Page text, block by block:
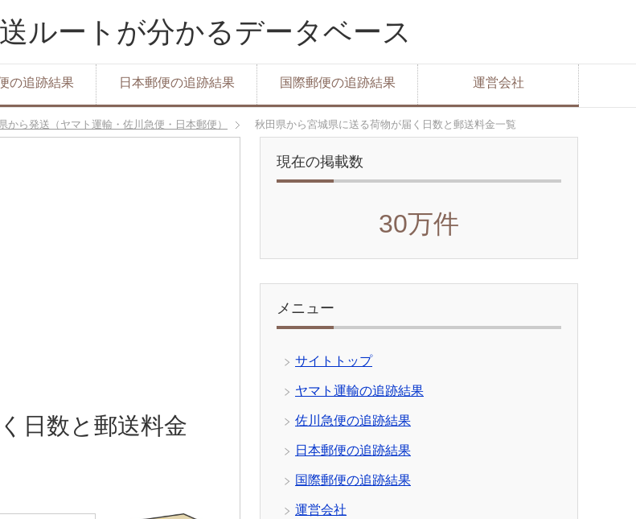
ルートが分かるデータベース
の追跡結果 日本郵便の追跡結果 国際郵便の追跡結果 運営会社
から発送（ヤマト運輸・佐川急便・日本郵便） 秋田県から宮城県に送る荷物が届く日数と郵送料金一覧
日数と郵送料金
現在の掲載数
30万件
メニュー
サイトトップ
ヤマト運輸の追跡結果
佐川急便の追跡結果
日本郵便の追跡結果
国際郵便の追跡結果
運営会社